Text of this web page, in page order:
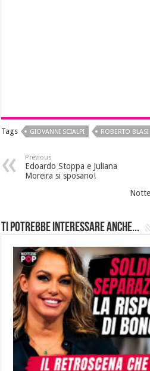
Tags GIOVANNI SCIALPI ROBERTO BLASI
Previous
Edoardo Stoppa e Juliana
Moreira si sposano!
Ti potrebbe interessare anche...